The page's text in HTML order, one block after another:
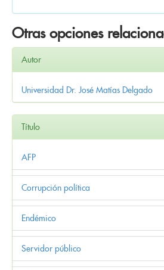
Otras opciones
Autor
Universidad Dr. José Matías Delgado
Título
AFP
Corrupción política
Endémico
Servidor público